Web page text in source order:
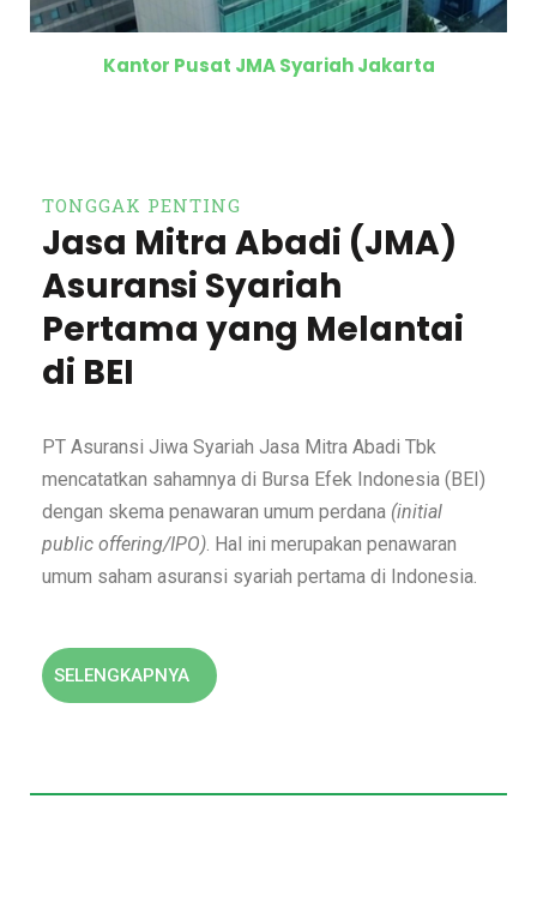
Kantor Pusat JMA Syariah Jakarta
TONGGAK PENTING
Jasa Mitra Abadi (JMA)
Asuransi Syariah
Pertama yang Melantai
di BEI
PT Asuransi Jiwa Syariah Jasa Mitra Abadi Tbk
mencatatkan sahamnya di Bursa Efek Indonesia (BEI)
dengan skema penawaran umum perdana (initial
public offering/IPO). Hal ini merupakan penawaran
umum saham asuransi syariah pertama di Indonesia.
SELENGKAPNYA